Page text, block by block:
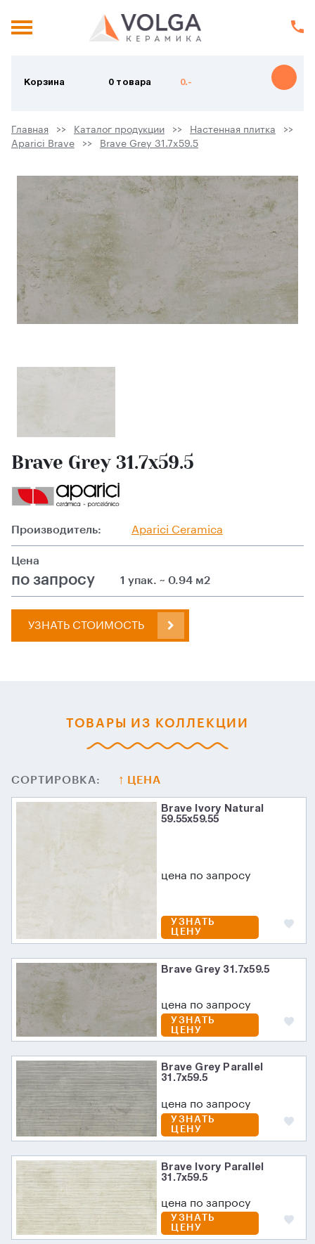
Корзина 0 товара 0.-
Главная Каталог продукции
Настенная плитка
Aparici Brave
Brave Grey 31.7x59.5
Brave Grey 31.7x59.5
Производитель: Aparici Ceramica
Цена
по запросу 1 упак. ~ 0.94 м2
УЗНАТЬ СТОИМОСТЬ
ТОВАРЫ ИЗ КОЛЛЕКЦИИ
СОРТИРОВКА: ЦЕНА
Brave Ivory Natural
59.55х59.55
цена по запросу
УЗНАТЬ
ЦЕНУ
Brave Grey 31.7x59.5
цена по запросу
УЗНАТЬ
ЦЕНУ
Brave Grey Parallel
31.7x59.5
цена по запросу
УЗНАТЬ
ЦЕНУ
Brave Ivory Parallel
31.7x59.5
цена по запросу
УЗНАТЬ
ЦЕНУ